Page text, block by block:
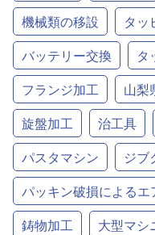
機械類の移設
タッ
バッテリー交換
タ
フランジ加工
山梨
旋盤加工
治工具
パスタマシン
ジブ
パッキン破損によるエ
鋳物加工
大型マシ